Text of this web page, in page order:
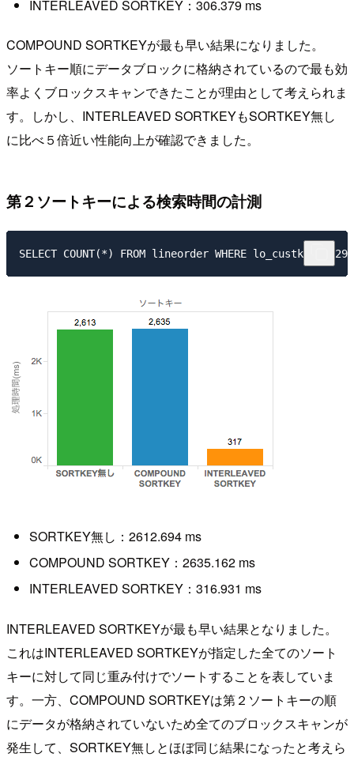
INTERLEAVED SORTKEY：306.379 ms
COMPOUND SORTKEYが最も早い結果になりました。
ソートキー順にデータブロックに格納されているので最も効
率よくブロックスキャンできたことが理由として考えられま
す。しかし、INTERLEAVED SORTKEYもSORTKEY無し
に比べ５倍近い性能向上が確認できました。
第２ソートキーによる検索時間の計測
SORTKEY無し：2612.694 ms
COMPOUND SORTKEY：2635.162 ms
INTERLEAVED SORTKEY：316.931 ms
INTERLEAVED SORTKEYが最も早い結果となりました。
これはINTERLEAVED SORTKEYが指定した全てのソート
キーに対して同じ重み付けでソートすることを表していま
す。一方、COMPOUND SORTKEYは第２ソートキーの順
にデータが格納されていないため全てのブロックスキャンが
発生して、SORTKEY無しとほぼ同じ結果になったと考えら